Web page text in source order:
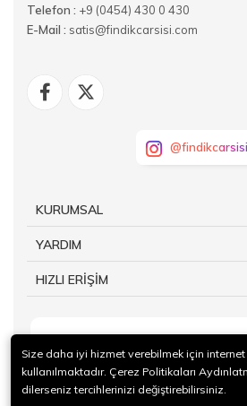
Telefon : +9 (0454) 430 0 430
E-Mail : satis@findikcarsisi.com
KURUMSAL
YARDIM
HIZLI ERİŞİM
Size daha iyi hizmet verebilmek için
kullanılmaktadır. Çerez Politikaları
dilerseniz tercihlerinizi değiştirebilirsiniz.